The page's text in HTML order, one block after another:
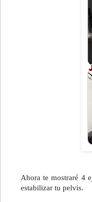
Ahora te mostraré 4
estabilizar tu pelvis.